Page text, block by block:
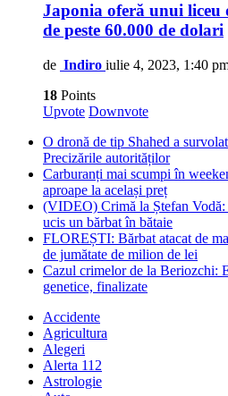
Japonia oferă unui
de peste 60.000 de dolari
de Indiro iulie 4, 2023, 1:40
18 Points
Upvote Downvote
O dronă de tip Shahed a
Precizările autorităților
Carburanți mai scumpi în
aproape la același preț
(VIDEO) Crimă la Ștefan Vodă:
ucis un bărbat în bătaie
FLOREȘTI: Bărbat atacat de
de jumătate de milion de lei
Cazul crimelor de la Beriozchi:
genetice, finalizate
Accidente
Agricultura
Alegeri
Alerta 112
Astrologie